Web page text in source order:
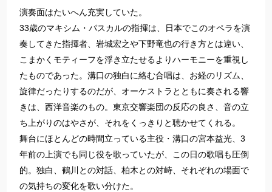
演奏面はたいへん充実していた。
33歳のマキシム・パスカルの指揮は、日本でこのオペラを演
奏してきた指揮者、岩城宏之や下野竜也の行き方とは違い、
こまかく モティーフを浮き立たせるよりハーモニーを重視し
たものであった。溝口の独白に絡む合唱は、お経のリズム、
旋律だったりするのだが、 オーケストラ とともに奏される響
きは、西洋音楽のもの。東京交響楽団の反応の良さ、音の立
ち上がりのはやさが、それをくっきりと聴かせてくれる。
舞台にほとんどの時間立っている主役・溝口の宮本益光、3
年前の上演でも同じ役を歌っていたが、この日の歌唱も圧倒
的。独白、鶴川との対話、柏木との対峙、それぞれの場面で
の気持ちの変化を歌い分けた。